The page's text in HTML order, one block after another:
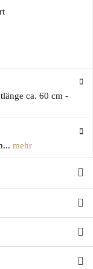
ca. 60 cm -
mehr